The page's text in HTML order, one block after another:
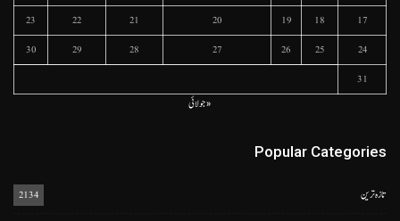
17
18
19
20
21
22
23
24
25
26
27
28
29
30
31
« جولائی
Popular Categories
تازہ ترین 2134